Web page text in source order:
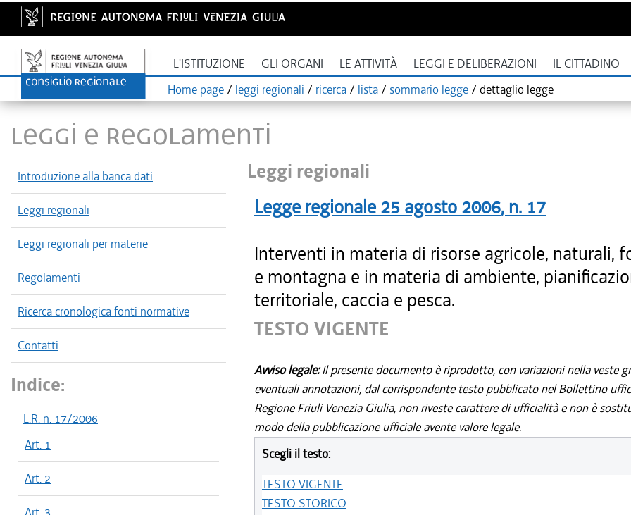
L'ISTITUZIONE GLI ORGANI LE ATTIVITÀ LEGGI E DELIBERAZIONI IL CITTADINO
Home page / leggi regionali / ricerca / lista / sommario legge / dettaglio legge
LEGGI E REGOLAMENTI
Introduzione alla banca dati
Leggi regionali
Leggi regionali per materie
Regolamenti
Ricerca cronologica fonti normative
Contatti
Indice:
L.R. n. 17/2006
Art. 1
Art. 2
Leggi regionali
Legge regionale 25 agosto 2006, n. 17
Interventi in materia di risorse agricole, naturali,
e montagna e in materia di ambiente,
territoriale, caccia e pesca.
TESTO VIGENTE
Avviso legale:Il presente documento è riprodotto, con variazioni nella veste
eventuali annotazioni, dal corrispondente testo pubblicato nel Bollettino
Regione Friuli Venezia Giulia, non riveste carattere di ufficialità e non è
modo della pubblicazione ufficiale avente valore legale.
Scegli il testo:
TESTO VIGENTE
TESTO STORICO